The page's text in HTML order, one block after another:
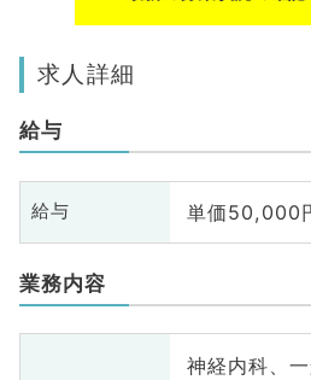
求人詳細
給与
給与 単価50,000
業務内容
神経内科、